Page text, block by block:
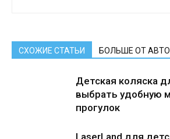
СХОЖИЕ СТАТЬИ БОЛЬШЕ ОТ
Детская коляска
выбрать удобную
прогулок
LaserLand для